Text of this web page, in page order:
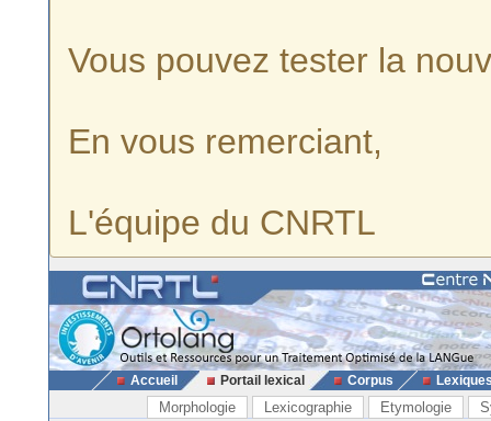
Vous pouvez tester la
En vous remerciant,
L'équipe du CNRTL
Accueil Portail lexical Corpus
Morphologie Lexicographie Etymologie